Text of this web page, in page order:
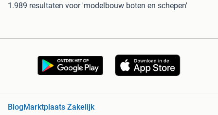
1.989 resultaten voor 'modelbouw boten en schepen'
BlogMarktplaats Zakelijk